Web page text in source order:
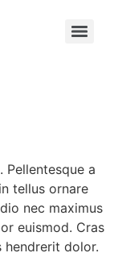
Pellentesque a
tellus ornare
nec maximus
euismod. Cras
hendrerit dolor.